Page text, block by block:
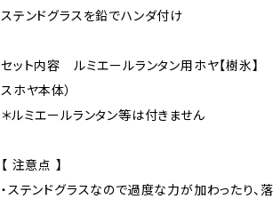
ステンドグラスを鉛でハンダ付け
セット内容 ルミエールランタン用ホヤ【樹氷】
スホヤ本体）
＊ルミエールランタン等は付きません
【 注意点 】
・ステンドグラスなので過度な力が加わったり、